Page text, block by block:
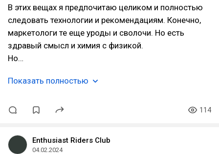
В этих вещах я предпочитаю целиком и полностью
следовать технологии и рекомендациям. Конечно,
маркетологи те еще уроды и сволочи. Но есть
здравый смысл и химия с физикой.
Но…
Показать полностью
114
Enthusiast Riders Club
04.02.2024